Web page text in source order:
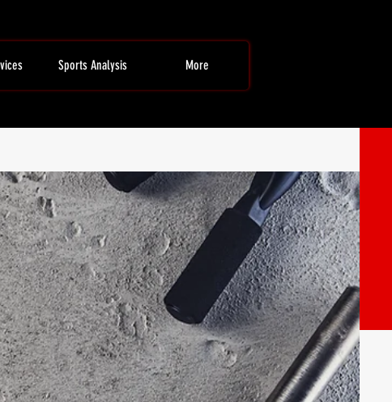
Sports Analysis More